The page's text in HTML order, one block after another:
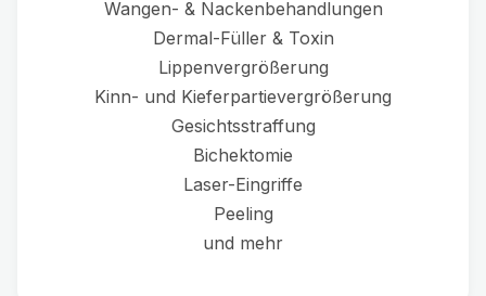
Wangen- & Nackenbehandlungen
Dermal-Füller & Toxin
Lippenvergrößerung
Kinn- und Kieferpartievergrößerung
Gesichtsstraffung
Bichektomie
Laser-Eingriffe
Peeling
und mehr